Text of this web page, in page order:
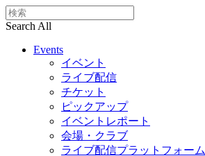
Search All
Events
イベント
ライブ配信
チケット
ピックアップ
イベントレポート
会場・クラブ
ライブ配信プラットフォーム